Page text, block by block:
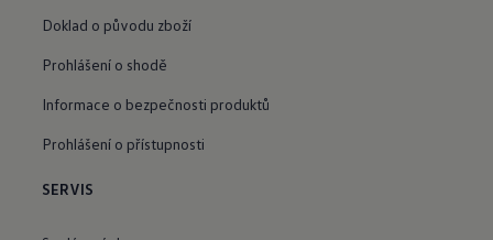
Doklad o původu zboží
Prohlášení o shodě
Informace o bezpečnosti produktů
Prohlášení o přístupnosti
SERVIS